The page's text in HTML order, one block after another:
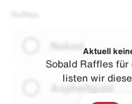
Naked
Asphaltgold
Aktuell
Sobald Raffles für
listen wir